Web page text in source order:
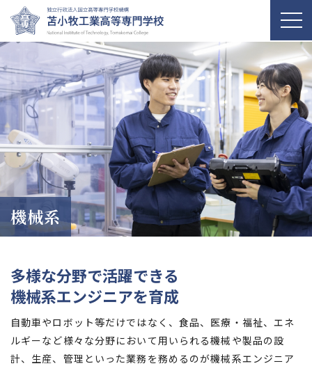
機械系
多様な分野で活躍できる
機械系エンジニアを育成
自動車やロボット等だけではなく、食品、医療・福祉、エネ
ルギーなど様々な分野において用いられる機械や製品の設
計、生産、管理といった業務を務めるのが機械系エンジニア